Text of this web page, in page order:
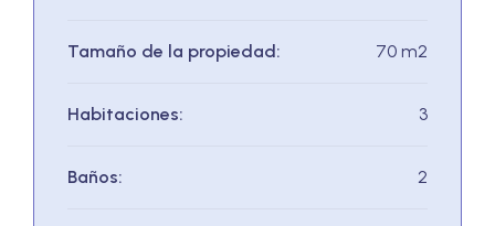
Tamaño de la propiedad: 70 m2
Habitaciones: 3
Baños: 2